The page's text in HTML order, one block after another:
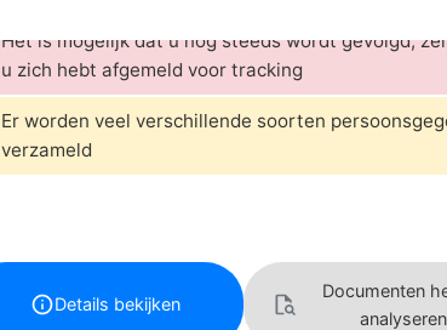
Het is mogelijk dat u nog steeds wordt gevolgd,
u zich hebt afgemeld voor tracking
Er worden veel verschillende soorten
verzameld
Details bekijken
Documenten
analyseren